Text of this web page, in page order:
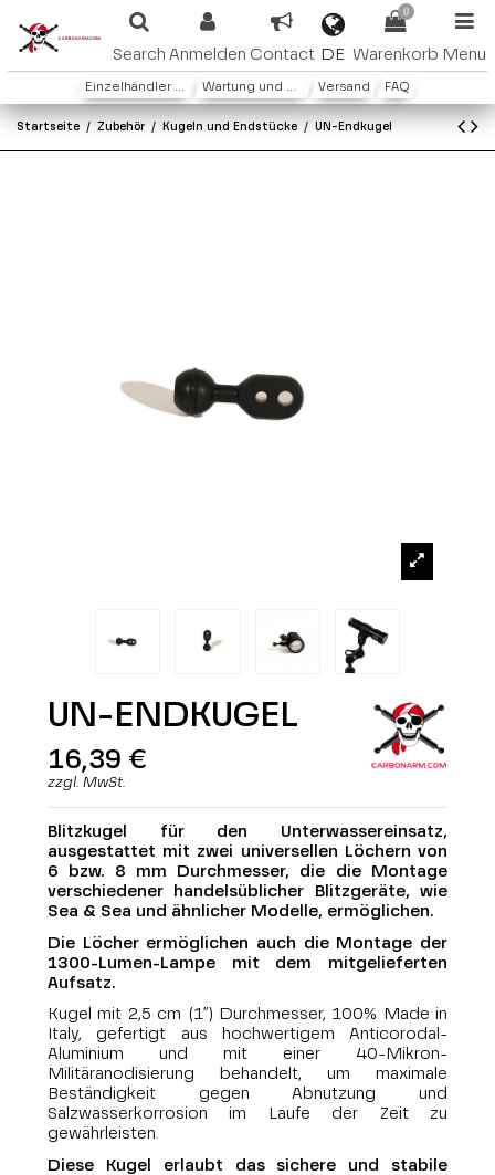
Search Anmelden Contact DE
0
Warenkorb Menu
Einzelhändler oder Distributoren Wartung und Garantie Versand FAQ
Startseite Zubehör Kugeln und Endstücke UN-Endkugel
UN-ENDKUGEL
16,39 €
zzgl. MwSt.
Blitzkugel für den Unterwassereinsatz,
ausgestattet mit zwei universellen Löchern von
6 bzw. 8 mm Durchmesser, die die Montage
verschiedener handelsüblicher Blitzgeräte, wie
Sea & Sea und ähnlicher Modelle, ermöglichen.
Die Löcher ermöglichen auch die Montage der
1300-Lumen-Lampe mit dem mitgelieferten
Aufsatz.
Kugel mit 2,5 cm (1”) Durchmesser, 100% Made in
Italy, gefertigt aus hochwertigem Anticorodal-
Aluminium und mit einer 40-Mikron-
Militäranodisierung behandelt, um maximale
Beständigkeit gegen Abnutzung und
Salzwasserkorrosion im Laufe der Zeit zu
gewährleisten.
Diese Kugel erlaubt das sichere und stabile